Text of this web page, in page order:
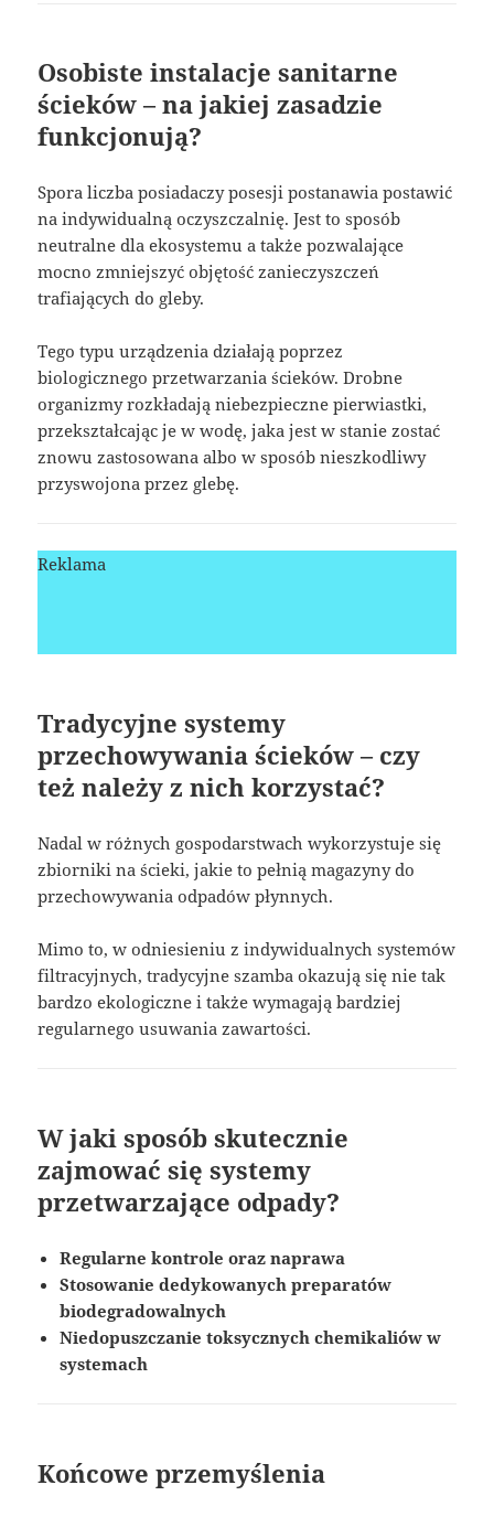
Osobiste instalacje sanitarne
ścieków – na jakiej zasadzie
funkcjonują?
Spora liczba posiadaczy posesji postanawia postawić
na indywidualną oczyszczalnię. Jest to sposób
neutralne dla ekosystemu a także pozwalające
mocno zmniejszyć objętość zanieczyszczeń
trafiających do gleby.
Tego typu urządzenia działają poprzez
biologicznego przetwarzania ścieków. Drobne
organizmy rozkładają niebezpieczne pierwiastki,
przekształcając je w wodę, jaka jest w stanie zostać
znowu zastosowana albo w sposób nieszkodliwy
przyswojona przez glebę.
Reklama
Tradycyjne systemy
przechowywania ścieków – czy
też należy z nich korzystać?
Nadal w różnych gospodarstwach wykorzystuje się
zbiorniki na ścieki, jakie to pełnią magazyny do
przechowywania odpadów płynnych.
Mimo to, w odniesieniu z indywidualnych systemów
filtracyjnych, tradycyjne szamba okazują się nie tak
bardzo ekologiczne i także wymagają bardziej
regularnego usuwania zawartości.
W jaki sposób skutecznie
zajmować się systemy
przetwarzające odpady?
Regularne kontrole oraz naprawa
Stosowanie dedykowanych preparatów
biodegradowalnych
Niedopuszczanie toksycznych chemikaliów w
systemach
Końcowe przemyślenia